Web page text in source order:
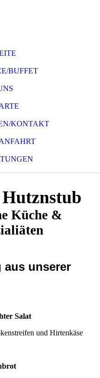
BUFFET
KONTAKT
Küche &
aus unserer
Salat
und Hirtenkäse